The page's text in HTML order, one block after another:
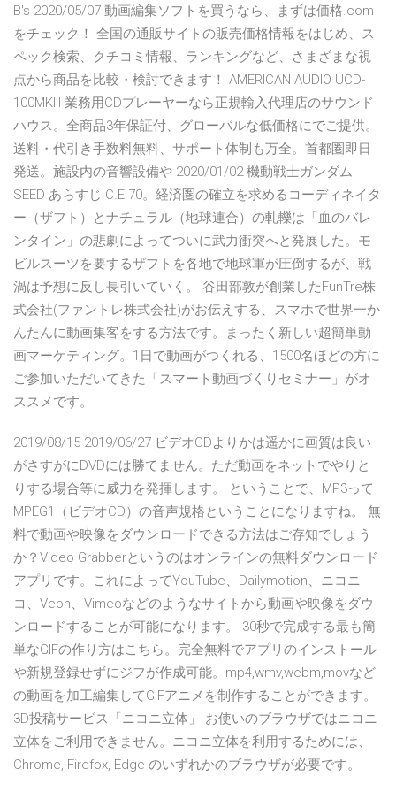
B's 2020/05/07 動画編集ソフトを買うなら、まずは価格.com
をチェック！ 全国の通販サイトの販売価格情報をはじめ、ス
ペック検索、クチコミ情報、ランキングなど、さまざまな視
点から商品を比較・検討できます！ AMERICAN AUDIO UCD-
100MKIII 業務用CDプレーヤーなら正規輸入代理店のサウンド
ハウス。全商品3年保証付、グローバルな低価格にでご提供。
送料・代引き手数料無料、サポート体制も万全。首都圏即日
発送。施設内の音響設備や 2020/01/02 機動戦士ガンダム
SEED あらすじ C.E.70。経済圏の確立を求めるコーディネイタ
ー（ザフト）とナチュラル（地球連合）の軋轢は「血のバレ
ンタイン」の悲劇によってついに武力衝突へと発展した。モ
ビルスーツを要するザフトを各地で地球軍が圧倒するが、戦
渦は予想に反し長引いていく。 谷田部敦が創業したFunTre株
式会社(ファントレ株式会社)がお伝えする、スマホで世界一か
んたんに動画集客をする方法です。まったく新しい超簡単動
画マーケティング。1日で動画がつくれる、1500名ほどの方に
ご参加いただいてきた「スマート動画づくりセミナー」がオ
ススメです。
2019/08/15 2019/06/27 ビデオCDよりかは遥かに画質は良い
がさすがにDVDには勝てません。ただ動画をネットでやりと
りする場合等に威力を発揮します。 ということで、MP3って
MPEG1（ビデオCD）の音声規格ということになりますね。 無
料で動画や映像をダウンロードできる方法はご存知でしょう
か？Video Grabberというのはオンラインの無料ダウンロード
アプリです。これによってYouTube、Dailymotion、ニコニ
コ、Veoh、Vimeoなどのようなサイトから動画や映像をダウ
ンロードすることが可能になります。 30秒で完成する最も簡
単なGIFの作り方はこちら。完全無料でアプリのインストール
や新規登録せずにジフが作成可能。mp4,wmv,webm,movなど
の動画を加工編集してGIFアニメを制作することができます。
3D投稿サービス「ニコニ立体」 お使いのブラウザではニコニ
立体をご利用できません。ニコニ立体を利用するためには、
Chrome, Firefox, Edge のいずれかのブラウザが必要です。